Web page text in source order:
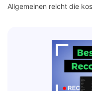
Allgemeinen reicht die